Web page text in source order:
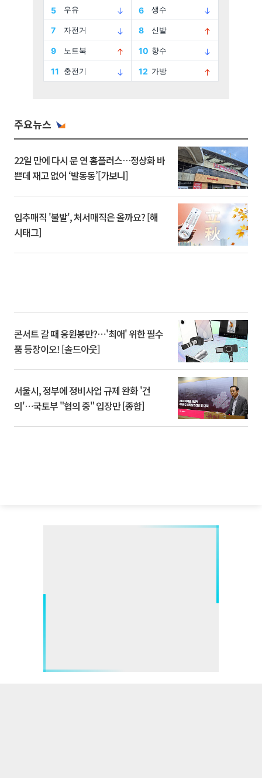
주요뉴스
22일 만에 다시 문 연 홈플러스…정상화 바
쁜데 재고 없어 ‘발동동’[가보니]
입추매직 '불발', 처서매직은 올까요? [해
시태그]
콘서트 갈 때 응원봉만?⋯'최애' 위한 필수
품 등장이오! [솔드아웃]
서울시, 정부에 정비사업 규제 완화 '건
의'⋯국토부 "협의 중" 입장만 [종합]